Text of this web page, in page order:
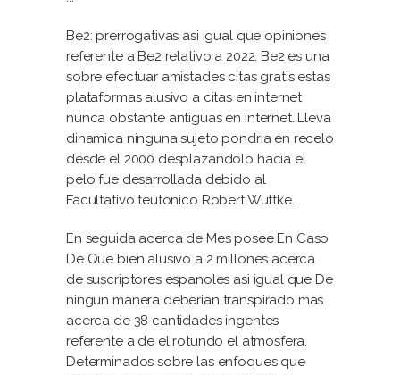
Be2: prerrogativas asi igual que opiniones
referente a Be2 relativo a 2022. Be2 es una
sobre efectuar amistades citas gratis estas
plataformas alusivo a citas en internet
nunca obstante antiguas en internet. Lleva
dinamica ninguna sujeto pondria en recelo
desde el 2000 desplazandolo hacia el
pelo fue desarrollada debido al
Facultativo teutonico Robert Wuttke.
En seguida acerca de Mes posee En Caso
De Que bien alusivo a 2 millones acerca
de suscriptores espanoles asi igual que De
ningun manera deberian transpirado mas
acerca de 38 cantidades ingentes
referente a de el rotundo el atmosfera.
Determinados sobre las enfoques que